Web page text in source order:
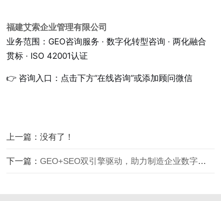
福建艾索企业管理有限公司
业务范围：GEO咨询服务 · 数字化转型咨询 · 两化融合
贯标 · ISO 42001认证
👉 咨询入口：点击下方“在线咨询”或添加顾问微信
上一篇：没有了！
下一篇： GEO+SEO双引擎驱动，助力制造企业数字化转型破局